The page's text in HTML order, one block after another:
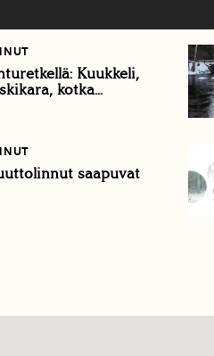
Kuukkeli,
kotka...
saapuvat